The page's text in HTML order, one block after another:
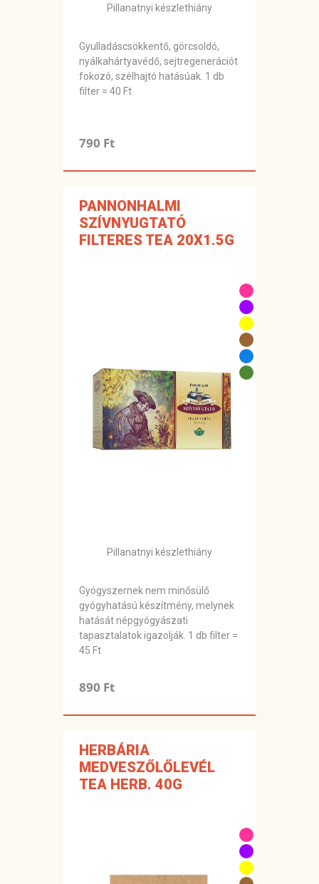
Pillanatnyi készlethiány
Gyulladáscsökkentő, görcsoldó,
nyálkahártyavédő, sejtregenerációt
fokozó, szélhajtó hatásúak. 1 db
filter = 40 Ft
790 Ft
PANNONHALMI
SZÍVNYUGTATÓ
FILTERES TEA 20X1.5G
Pillanatnyi készlethiány
Gyógyszernek nem minősülő
gyógyhatású készítmény, melynek
hatását népgyógyászati
tapasztalatok igazolják. 1 db filter =
45 Ft
890 Ft
HERBÁRIA
MEDVESZŐLŐLEVÉL
TEA HERB. 40G